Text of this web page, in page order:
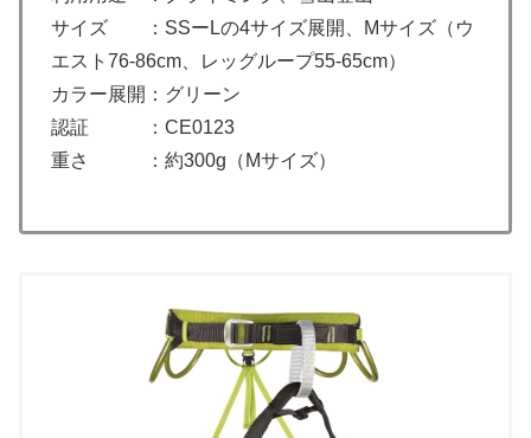
サイズ ：SSーLの4サイズ展開、Mサイズ（ウ
エスト76-86cm、レッグループ55-65cm）
カラー展開：グリーン
認証 ：CE0123
重さ ：約300g（Mサイズ）